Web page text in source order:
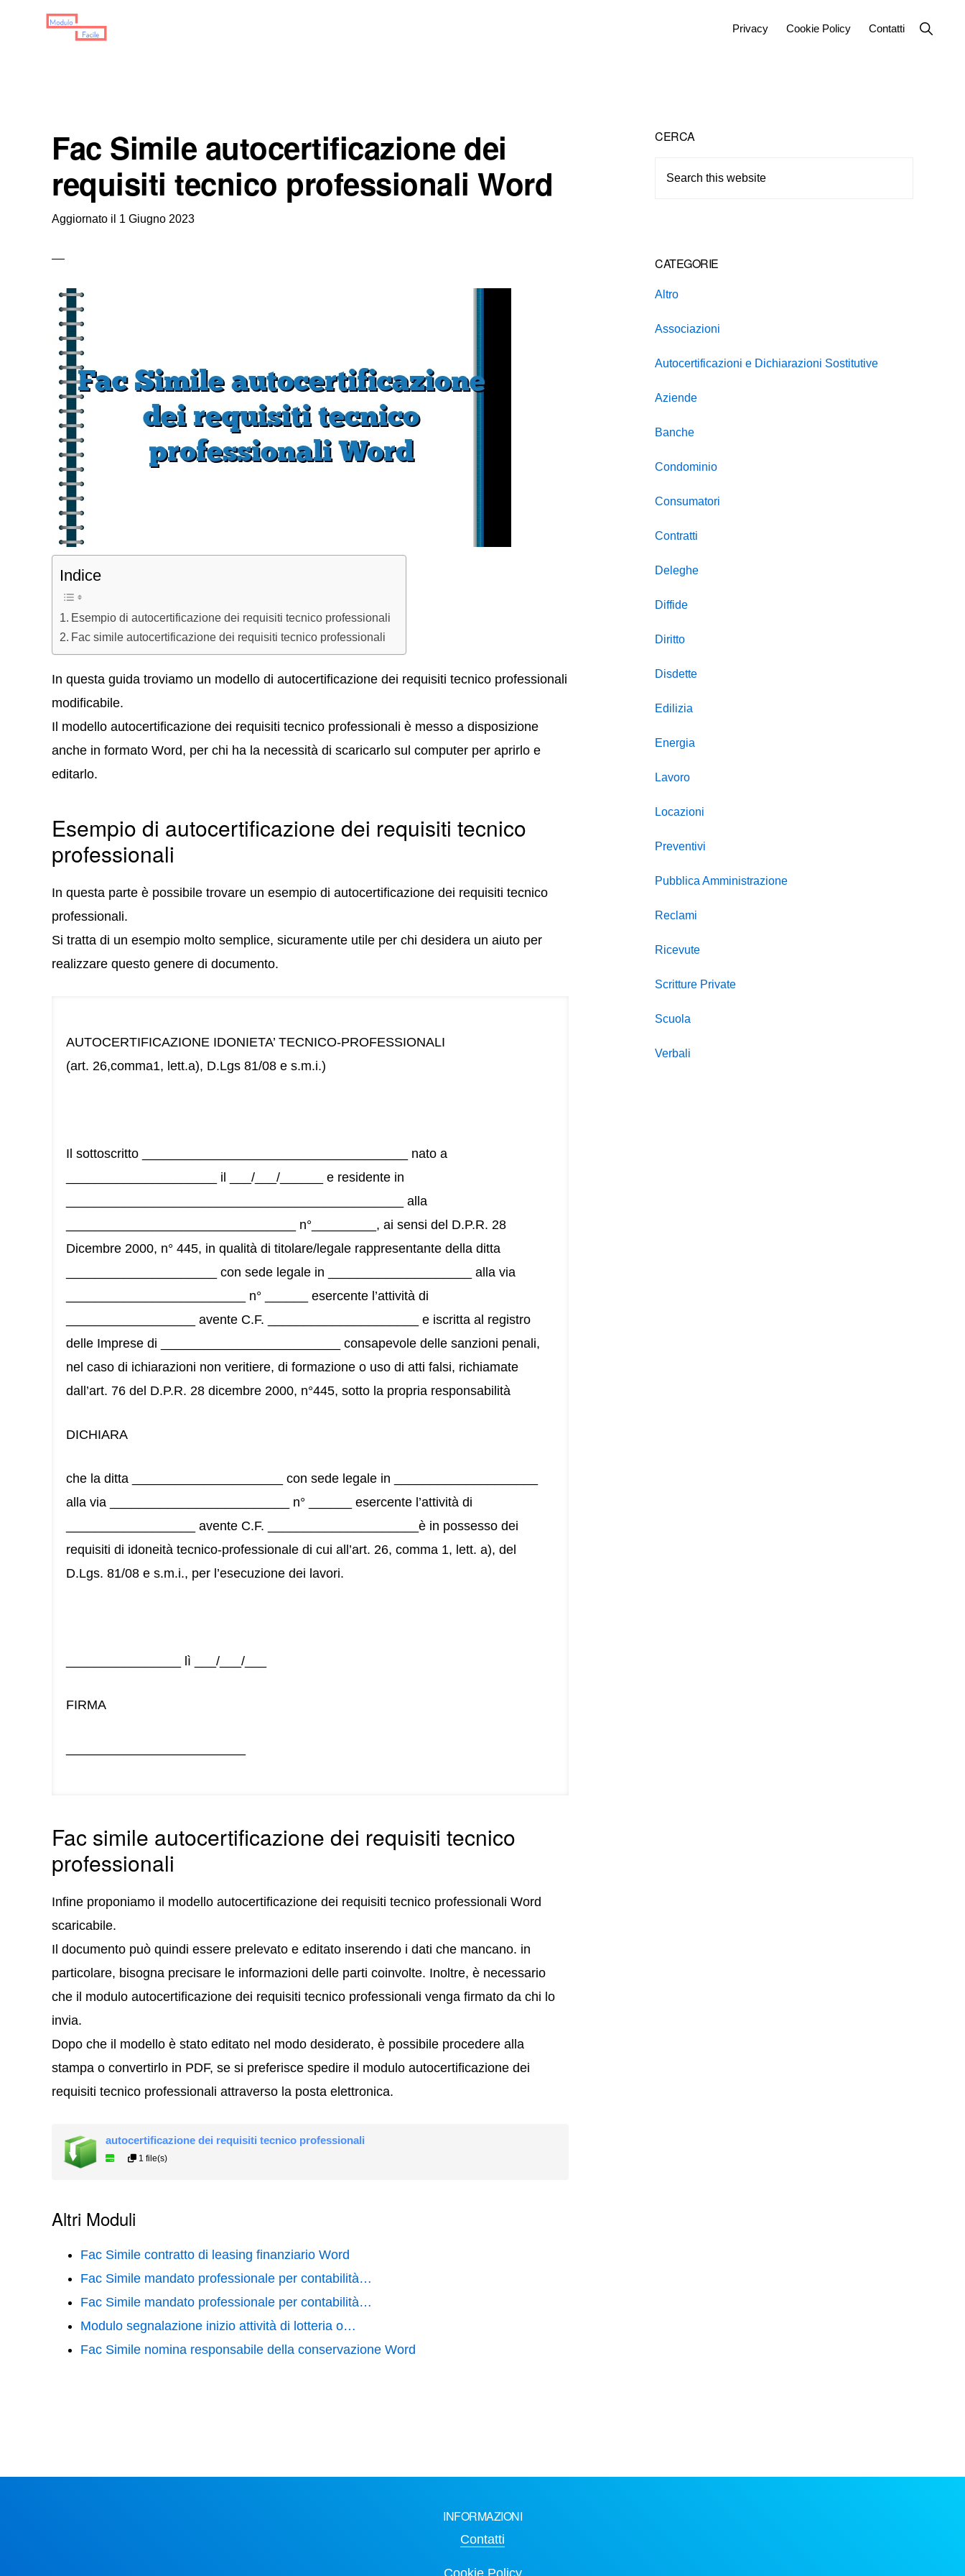
Privacy Cookie Policy Contatti
Show
Search
Fac Simile autocertificazione dei
requisiti tecnico professionali Word
Aggiornato il 1 Giugno 2023
Indice
Esempio di autocertificazione dei requisiti tecnico professionali
Fac simile autocertificazione dei requisiti tecnico professionali
In questa guida troviamo un modello di autocertificazione dei requisiti tecnico professionali
modificabile.
Il modello autocertificazione dei requisiti tecnico professionali è messo a disposizione
anche in formato Word, per chi ha la necessità di scaricarlo sul computer per aprirlo e
editarlo.
Esempio di autocertificazione dei requisiti tecnico
professionali
In questa parte è possibile trovare un esempio di autocertificazione dei requisiti tecnico
professionali.
Si tratta di un esempio molto semplice, sicuramente utile per chi desidera un aiuto per
realizzare questo genere di documento.
AUTOCERTIFICAZIONE IDONIETA’ TECNICO-PROFESSIONALI
(art. 26,comma1, lett.a), D.Lgs 81/08 e s.m.i.)
Il sottoscritto _____________________________________ nato a
_____________________ il ___/___/______ e residente in
_______________________________________________ alla
________________________________ n°_________, ai sensi del D.P.R. 28
Dicembre 2000, n° 445, in qualità di titolare/legale rappresentante della ditta
_____________________ con sede legale in ____________________ alla via
_________________________ n° ______ esercente l’attività di
__________________ avente C.F. _____________________ e iscritta al registro
delle Imprese di _________________________ consapevole delle sanzioni penali,
nel caso di ichiarazioni non veritiere, di formazione o uso di atti falsi, richiamate
dall’art. 76 del D.P.R. 28 dicembre 2000, n°445, sotto la propria responsabilità
DICHIARA
che la ditta _____________________ con sede legale in ____________________
alla via _________________________ n° ______ esercente l’attività di
__________________ avente C.F. _____________________è in possesso dei
requisiti di idoneità tecnico-professionale di cui all’art. 26, comma 1, lett. a), del
D.Lgs. 81/08 e s.m.i., per l’esecuzione dei lavori.
________________ lì ___/___/___
FIRMA
Fac simile autocertificazione dei requisiti tecnico
professionali
Infine proponiamo il modello autocertificazione dei requisiti tecnico professionali Word
scaricabile.
Il documento può quindi essere prelevato e editato inserendo i dati che mancano. in
particolare, bisogna precisare le informazioni delle parti coinvolte. Inoltre, è necessario
che il modulo autocertificazione dei requisiti tecnico professionali venga firmato da chi lo
invia.
Dopo che il modello è stato editato nel modo desiderato, è possibile procedere alla
stampa o convertirlo in PDF, se si preferisce spedire il modulo autocertificazione dei
requisiti tecnico professionali attraverso la posta elettronica.
autocertificazione dei requisiti tecnico professionali
1 file(s)
Altri Moduli
Fac Simile contratto di leasing finanziario Word
Fac Simile mandato professionale per contabilità…
Fac Simile mandato professionale per contabilità…
Modulo segnalazione inizio attività di lotteria o…
Fac Simile nomina responsabile della conservazione Word
Primary
Sidebar
CERCA
CATEGORIE
Altro
Associazioni
Autocertificazioni e Dichiarazioni Sostitutive
Aziende
Banche
Condominio
Consumatori
Contratti
Deleghe
Diffide
Diritto
Disdette
Edilizia
Energia
Lavoro
Locazioni
Preventivi
Pubblica Amministrazione
Reclami
Ricevute
Scritture Private
Scuola
Verbali
INFORMAZIONI
Contatti
Cookie Policy